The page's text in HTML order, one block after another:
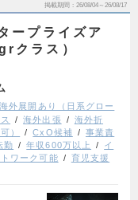
掲載期間 26/08/04～26/08/17
ープライズア
クラス）
海外展開あり（日系グロー
海外出張
海外折
） CxO候補
事業責
勤 年収600万以上
イ
トワーク可能
育児支援